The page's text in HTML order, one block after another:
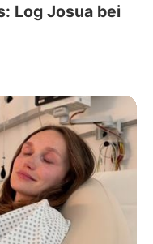
Log Josua bei